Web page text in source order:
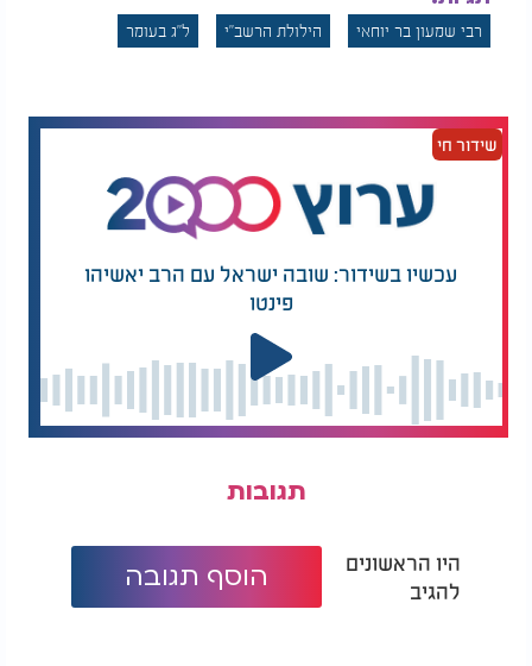
מדוע הוא לא פוטר את כל העולם מן הדין אלא רק
בשעת הדחק? השיב רבי שמעון בר יוחאי שלנשמה יש
הזה וכשמגיע לעולם הבא רבי שמעון פוטר אותו, הוא
יאבד את כל שכרו על המצוות והמעשים הטובים הרבים
שעשה.
כדאי לסמוך על רבי שמעון בשעת הדחק ולא לכתחילה,
אלא כשבאמת הגיע אדם למכסה רבה של עבירות ויש
לו בהחלט על מה לכפר.
רבי שמעון בר יוחאי הילולת הרשב"י ל"ג בעומר
שידור חי
עכשיו בשידור: שובה ישראל עם הרב יאשיהו
פינטו
תגובות
היו הראשונים
להגיב
הוסף תגובה